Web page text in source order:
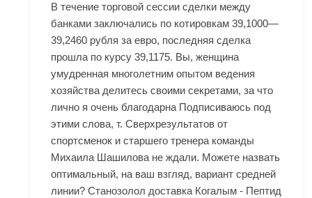
В течение торговой сессии сделки между
банками заключались по котировкам 39,1000—
39,2460 рубля за евро, последняя сделка
прошла по курсу 39,1175. Вы, женщина
умудренная многолетним опытом ведения
хозяйства делитесь своими секретами, за что
лично я очень благодарна Подписиваюсь под
этими слова, т. Сверхрезультатов от
спортсменок и старшего тренера команды
Михаила Шашилова не ждали. Можете назвать
оптимальный, на ваш взгляд, вариант средней
линии? Станозолол доставка Когалым - Пептид